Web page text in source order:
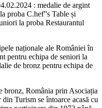
: medalie de argint
proba C.hef”s Table și
la proba Restaurantul
naționale ale României în
pentru echipa de seniori la
de bronz pentru echipa de
bronz, România prin Asociația
Turism se întoarce acasă cu